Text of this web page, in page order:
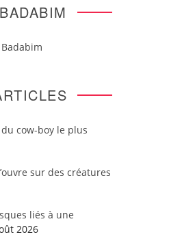
du cow-boy le plus
sur des créatures
liés à une
2026